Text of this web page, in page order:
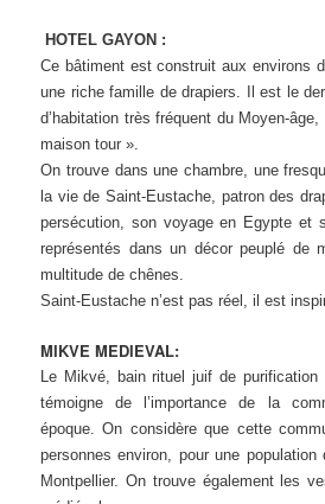
HOTEL GAYON :
Ce bâtiment est construit aux environs
une riche famille de drapiers. Il est le
d’habitation très fréquent du Moyen-
maison tour ».
On trouve dans une chambre, une
la vie de Saint-Eustache, patron des
persécution, son voyage en Egypte et
représentés dans un décor peuplé de
multitude de chênes.
Saint-Eustache n’est pas réel, il est
MIKVE MEDIEVAL:
Le Mikvé, bain rituel juif de purification
témoigne de l’importance de la
époque. On considère que cette
personnes environ, pour une
Montpellier. On trouve également les